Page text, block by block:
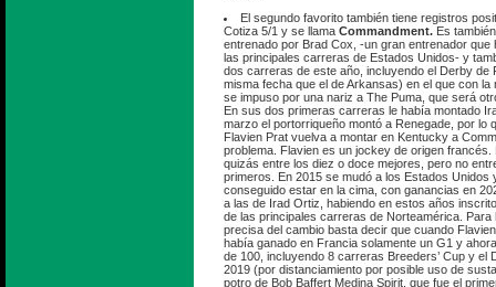
El segundo favorito también tiene registros
Cotiza 5/1 y se llama Commandment. Es
entrenado por Brad Cox, -un gran entrenador que
las principales carreras de Estados Unidos- y
dos carreras de este año, incluyendo el Derby de
misma fecha que el de Arkansas) en el que con la
se impuso por una nariz a The Puma, que será
En sus dos primeras carreras le había montado
marzo el portorriqueño montó a Renegade, por lo
Flavien Prat vuelva a montar en Kentucky a
problema. Flavien es un jockey de origen francés.
quizás entre los diez o doce mejores, pero no
primeros. En 2015 se mudó a los Estados Unidos
conseguido estar en la cima, con ganancias en
a las de Irad Ortiz, habiendo en estos años
de las principales carreras de Norteamérica. Para
precisa del cambio basta decir que cuando
había ganado en Francia solamente un G1 y
de 100, incluyendo 8 carreras Breeders’ Cup y el
2019 (por distanciamiento por posible uso de
potro de Bob Baffert Medina Spirit, que fue el